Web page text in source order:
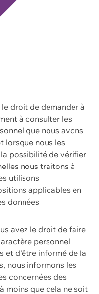
droit de demander à
à consulter les
que nous avons
lorsque nous les
possibilité de vérifier
nous traitons à
utilisons
applicables en
données
avez le droit de faire
personnel
et d'être informé de la
nous informons les
concernées des
moins que cela ne soit